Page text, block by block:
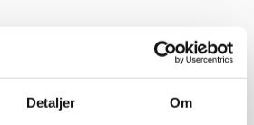
Detaljer Om